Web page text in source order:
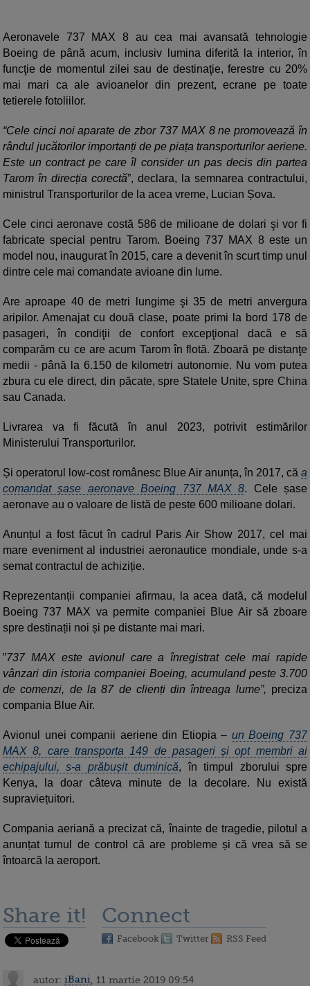
Aeronavele 737 MAX 8 au cea mai avansată tehnologie
Boeing de până acum, inclusiv lumina diferită la interior, în
funcţie de momentul zilei sau de destinaţie, ferestre cu 20%
mai mari ca ale avioanelor din prezent, ecrane pe toate
tetierele fotoliilor.
“Cele cinci noi aparate de zbor 737 MAX 8 ne promovează în
rândul jucătorilor importanți de pe piața transporturilor aeriene.
Este un contract pe care îl consider un pas decis din partea
Tarom în direcția corectă”, declara, la semnarea contractului,
ministrul Transporturilor de la acea vreme, Lucian Șova.
Cele cinci aeronave costă 586 de milioane de dolari şi vor fi
fabricate special pentru Tarom. Boeing 737 MAX 8 este un
model nou, inaugurat în 2015, care a devenit în scurt timp unul
dintre cele mai comandate avioane din lume.
Are aproape 40 de metri lungime şi 35 de metri anvergura
aripilor. Amenajat cu două clase, poate primi la bord 178 de
pasageri, în condiţii de confort excepţional dacă e să
comparăm cu ce are acum Tarom în flotă. Zboară pe distanţe
medii - până la 6.150 de kilometri autonomie. Nu vom putea
zbura cu ele direct, din păcate, spre Statele Unite, spre China
sau Canada.
Livrarea va fi făcută în anul 2023, potrivit estimărilor
Ministerului Transporturilor.
Și operatorul low-cost românesc Blue Air anunța, în 2017, că a
comandat șase aeronave Boeing 737 MAX 8. Cele șase
aeronave au o valoare de listă de peste 600 milioane dolari.
Anunțul a fost făcut în cadrul Paris Air Show 2017, cel mai
mare eveniment al industriei aeronautice mondiale, unde s-a
semat contractul de achiziție.
Reprezentanții companiei afirmau, la acea dată, că modelul
Boeing 737 MAX va permite companiei Blue Air să zboare
spre destinații noi și pe distante mai mari.
”737 MAX este avionul care a înregistrat cele mai rapide
vânzari din istoria companiei Boeing, acumuland peste 3.700
de comenzi, de la 87 de clienți din întreaga lume”, preciza
compania Blue Air.
Avionul unei companii aeriene din Etiopia – un Boeing 737
MAX 8, care transporta 149 de pasageri și opt membri ai
echipajului, s-a prăbușit duminică, în timpul zborului spre
Kenya, la doar câteva minute de la decolare. Nu există
supraviețuitori.
Compania aeriană a precizat că, înainte de tragedie, pilotul a
anunțat turnul de control că are probleme și că vrea să se
întoarcă la aeroport.
Share it! Connect
Facebook Twitter RSS Feed
autor: iBani , 11 martie 2019 09:54